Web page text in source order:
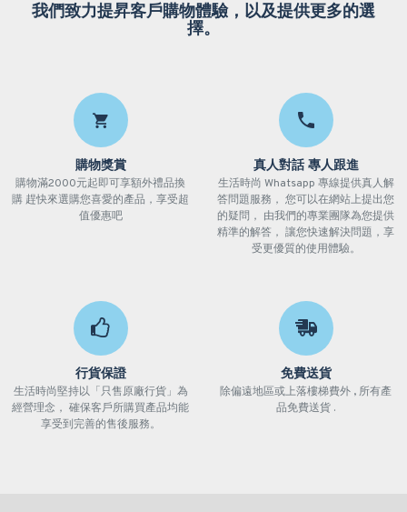
我們致力提昇客戶購物體驗，以及提供更多的選
擇。
購物獎賞
購物滿2000元起即可享額外禮品換
購 趕快來選購您喜愛的產品，享受超
值優惠吧
真人對話 專人跟進
生活時尚 Whatsapp 專線提供真人解
答問題服務， 您可以在網站上提出您
的疑問， 由我們的專業團隊為您提供
精準的解答， 讓您快速解決問題，享
受更優質的使用體驗。
行貨保證
生活時尚堅持以「只售原廠行貨」為
經營理念， 確保客戶所購買產品均能
享受到完善的售後服務。
免費送貨
除偏遠地區或上落樓梯費外 , 所有產
品免費送貨 .